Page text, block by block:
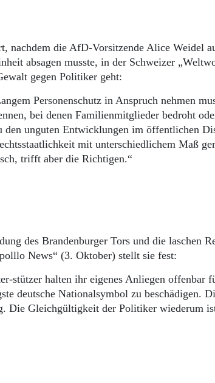
nachdem die AfD-Vorsitzende Alice Weidel
absagen musste, in der Schweizer
gegen Politiker geht:
Personenschutz in Anspruch nehmen
bei denen Familienmitglieder bedroht
den unguten Entwicklungen im öffentlichen
mit unterschiedlichem Maß
trifft aber die Richtigen.“
des Brandenburger Tors und die laschen
News“ (3. Oktober) stellt sie fest:
stützer halten ihr eigenes Anliegen offenbar
deutsche Nationalsymbol zu beschädigen.
Die Gleichgültigkeit der Politiker wiederum